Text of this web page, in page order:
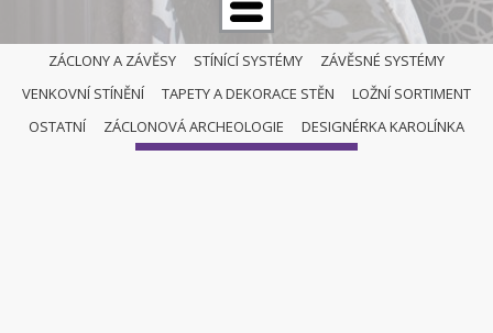
ZÁCLONY A ZÁVĚSY STÍNÍCÍ SYSTÉMY
ZÁVĚSNÉ SYSTÉMY
VENKOVNÍ STÍNĚNÍ
TAPETY A DEKORACE STĚN
LOŽNÍ SORTIMENT
OSTATNÍ
ZÁCLONOVÁ ARCHEOLOGIE DESIGNÉRKA KAROLÍNKA
OSTATNÍ